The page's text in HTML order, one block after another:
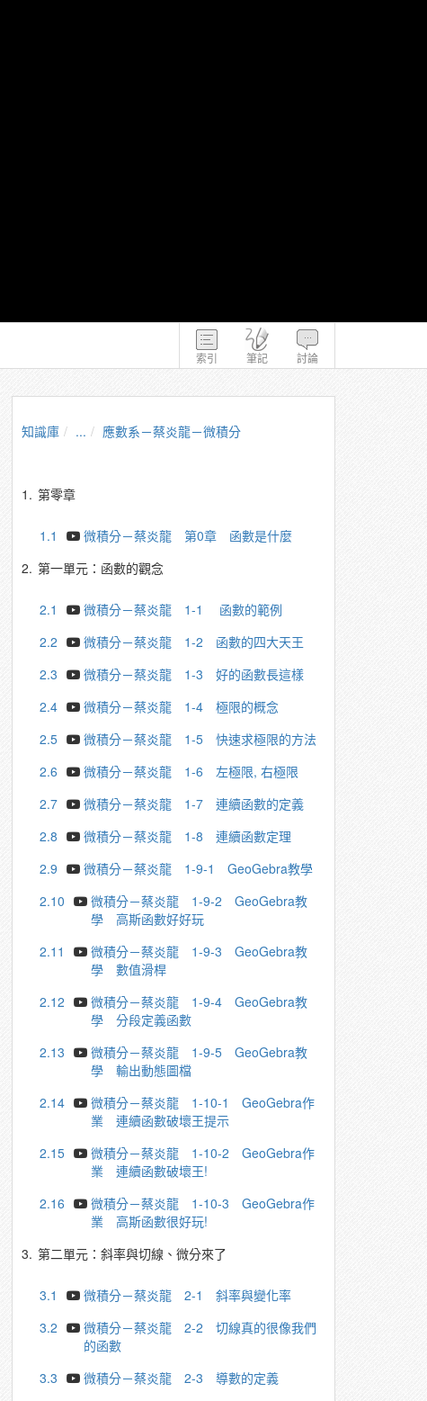
索引 筆記 討論
知識庫 ... 應數系－蔡炎龍－微積分
1. 第零章
1.1
微積分－蔡炎龍 第0章 函數是什麼
2. 第一單元：函數的觀念
2.1
微積分－蔡炎龍 1-1 函數的範例
2.2
微積分－蔡炎龍 1-2 函數的四大天王
2.3
微積分－蔡炎龍 1-3 好的函數長這樣
2.4
微積分－蔡炎龍 1-4 極限的概念
2.5
微積分－蔡炎龍 1-5 快速求極限的方法
2.6
微積分－蔡炎龍 1-6 左極限, 右極限
2.7
微積分－蔡炎龍 1-7 連續函數的定義
2.8
微積分－蔡炎龍 1-8 連續函數定理
2.9
微積分－蔡炎龍 1-9-1 GeoGebra教學
2.10
微積分－蔡炎龍 1-9-2 GeoGebra教
學 高斯函數好好玩
2.11
微積分－蔡炎龍 1-9-3 GeoGebra教
學 數值滑桿
2.12
微積分－蔡炎龍 1-9-4 GeoGebra教
學 分段定義函數
2.13
微積分－蔡炎龍 1-9-5 GeoGebra教
學 輸出動態圖檔
2.14
微積分－蔡炎龍 1-10-1 GeoGebra作
業 連續函數破壞王提示
2.15
微積分－蔡炎龍 1-10-2 GeoGebra作
業 連續函數破壞王!
2.16
微積分－蔡炎龍 1-10-3 GeoGebra作
業 高斯函數很好玩!
3. 第二單元：斜率與切線、微分來了
3.1
微積分－蔡炎龍 2-1 斜率與變化率
3.2
微積分－蔡炎龍 2-2 切線真的很像我們
的函數
3.3
微積分－蔡炎龍 2-3 導數的定義